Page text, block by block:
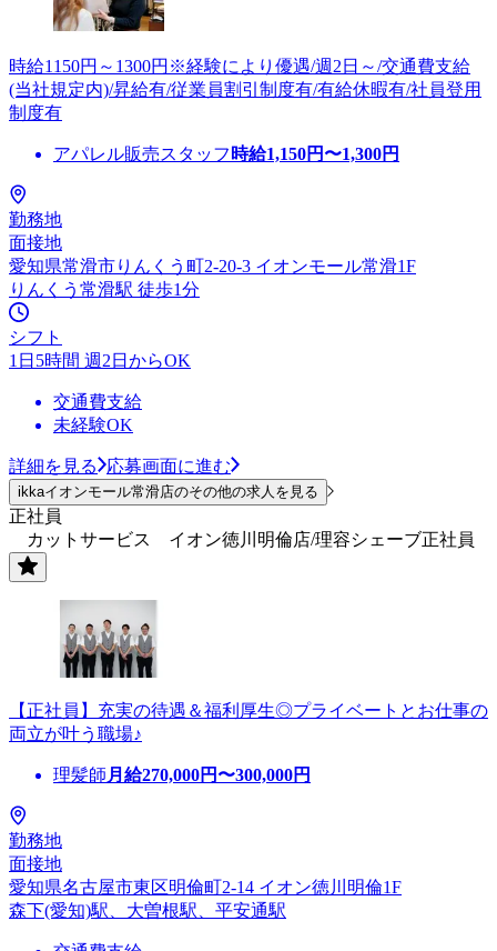
時給1150円～1300円※経験により優遇/週2日～/交通費支給
(当社規定内)/昇給有/従業員割引制度有/有給休暇有/社員登用
制度有
アパレル販売スタッフ 時給1,150円〜1,300円
勤務地
面接地
愛知県常滑市りんくう町2-20-3 イオンモール常滑1F
りんくう常滑駅 徒歩1分
シフト
1日5時間 週2日からOK
交通費支給
未経験OK
詳細を見る 応募画面に進む
ikkaイオンモール常滑店のその他の求人を見る
正社員
カットサービス イオン徳川明倫店/理容シェーブ正社員
【正社員】充実の待遇＆福利厚生◎プライベートとお仕事の
両立が叶う職場♪
理髪師 月給270,000円〜300,000円
勤務地
面接地
愛知県名古屋市東区明倫町2-14 イオン徳川明倫1F
森下(愛知)駅、大曽根駅、平安通駅